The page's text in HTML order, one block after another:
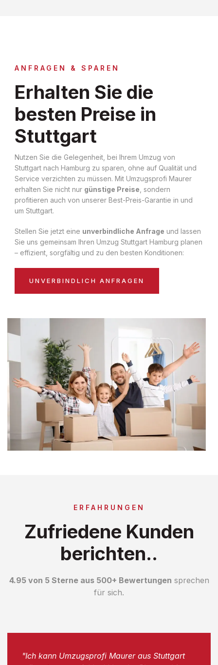
ANFRAGEN & SPAREN
Erhalten Sie die
besten Preise in
Stuttgart
Nutzen Sie die Gelegenheit, bei Ihrem Umzug von
Stuttgart nach Hamburg zu sparen, ohne auf Qualität und
Service verzichten zu müssen. Mit Umzugsprofi Maurer
erhalten Sie nicht nur günstige Preise , sondern
profitieren auch von unserer Best-Preis-Garantie in und
um Stuttgart.
Stellen Sie jetzt eine unverbindliche Anfrage und lassen
Sie uns gemeinsam Ihren Umzug Stuttgart Hamburg planen
– effizient, sorgfältig und zu den besten Konditionen:
UNVERBINDLICH ANFRAGEN
ERFAHRUNGEN
Zufriedene Kunden
berichten..
4.95 von 5 Sterne aus 500+ Bewertungen sprechen
für sich.
"Ich kann Umzugsprofi Maurer aus Stuttgart